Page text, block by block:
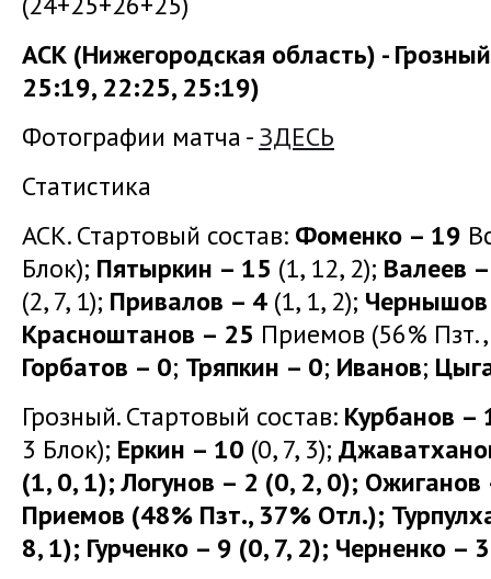
АСК (Нижегородская область) -
25:19, 22:25, 25:19)
Фотографии матча -ЗДЕСЬ
Статистика
АСК. Стартовый состав: Фоменко – 19
Блок); Пятыркин – 15 (1, 12, 2); Валеев
(2, 7, 1); Привалов – 4 (1, 1, 2);
Красноштанов – 25 Приемов (56%
Горбатов – 0; Тряпкин – 0; Иванов;
Грозный. Стартовый состав: Курбанов –
3 Блок); Еркин – 10 (0, 7, 3);
(1, 0, 1);Логунов – 2 (0, 2, 0); Ожиганов
Приемов (48% Пзт., 37% Отл.);
8, 1); Гурченко – 9 (0, 7, 2); Черненко –